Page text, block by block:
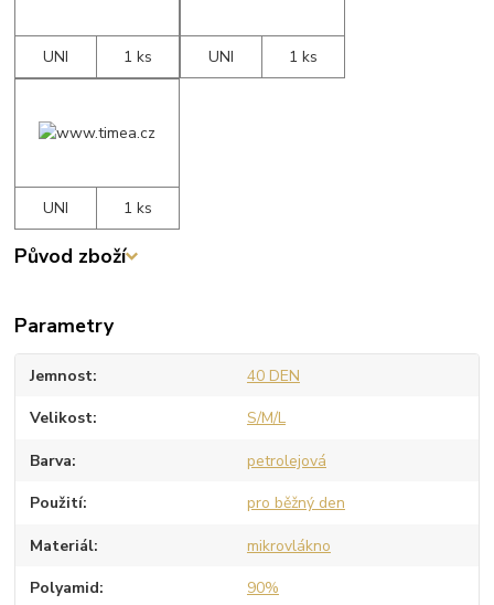
UNI 1 ks UNI 1 ks
UNI 1 ks
Původ zboží
Parametry
Jemnost 40 DEN
Velikost S/M/L
Barva petrolejová
Použití pro běžný den
Materiál mikrovlákno
Polyamid 90%